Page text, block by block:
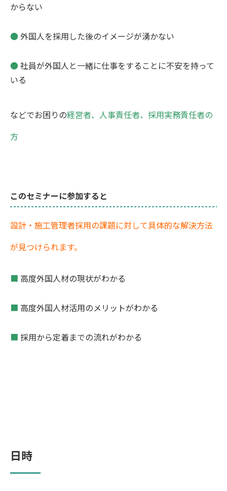
からない
●外国人を採用した後のイメージが湧かない
●社員が外国人と一緒に仕事をすることに不安を持って
いる
などでお困りの経営者、人事責任者、採用実務責任者の
方
このセミナーに参加すると
設計・施工管理者採用の課題に対して具体的な解決方法
が見つけられます。
■ 高度外国人材の現状がわかる
■ 高度外国人材活用のメリットがわかる
■ 採用から定着までの流れがわかる
日時